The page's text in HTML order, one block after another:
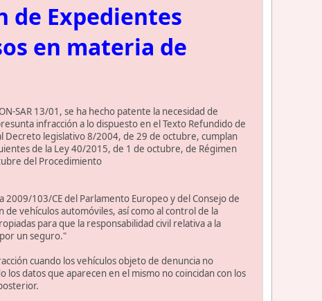
de Expedientes
en materia de
SAR 13/01, se ha hecho patente la necesidad de
infracción a lo dispuesto en el Texto Refundido de
Decreto legislativo 8/2004, de 29 de octubre, cumplan
de la Ley 40/2015, de 1 de octubre, de Régimen
del Procedimiento
103/CE del Parlamento Europeo y del Consejo de
vehículos automóviles, así como al control de la
para que la responsabilidad civil relativa a la
un seguro."
cuando los vehículos objeto de denuncia no
datos que aparecen en el mismo no coincidan con los